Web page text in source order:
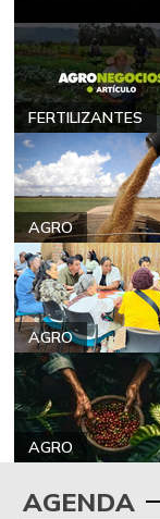
FERTILIZANTES
AGRO
AGRO
AGRO
AGENDA